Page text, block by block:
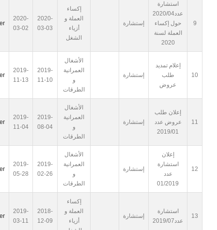
9
استشارة
عدد2020/04
حول إكساء
العملة لسنة
2020
إستشارة
إكساء
العملة و
أزياء
الشغل
2020-
03-03
2020-
03-02
10
إعلام تمديد
طلب
عروض
إستشارة
الأشغال
العمرانية
و
الطرقات
2019-
11-10
2019-
11-13
11
إعلان طلب
عروض عدد
2019/01
إستشارة
الأشغال
العمرانية
و
الطرقات
2019-
08-04
2019-
11-04
12
إعلان
استشارة
عدد
01/2019
إستشارة
الأشغال
العمرانية
و
الطرقات
2019-
02-26
2019-
05-28
13
استشارة
عدد2019/07
إستشارة
إكساء
العملة و
أزياء
2018-
12-09
2019-
03-11